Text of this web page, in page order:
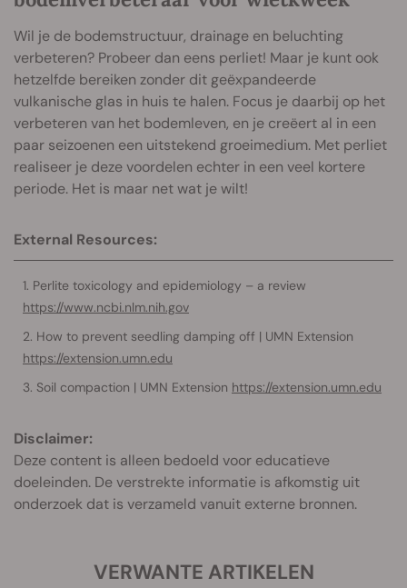
Wil je de bodemstructuur, drainage en beluchting
verbeteren? Probeer dan eens perliet! Maar je kunt ook
hetzelfde bereiken zonder dit geëxpandeerde
vulkanische glas in huis te halen. Focus je daarbij op het
verbeteren van het bodemleven, en je creëert al in een
paar seizoenen een uitstekend groeimedium. Met perliet
realiseer je deze voordelen echter in een veel kortere
periode. Het is maar net wat je wilt!
External Resources:
Perlite toxicology and epidemiology – a review
https://www.ncbi.nlm.nih.gov
How to prevent seedling damping off | UMN Extension
https://extension.umn.edu
Soil compaction | UMN Extension https://extension.umn.edu
Disclaimer:
Deze content is alleen bedoeld voor educatieve
doeleinden. De verstrekte informatie is afkomstig uit
onderzoek dat is verzameld vanuit externe bronnen.
VERWANTE ARTIKELEN